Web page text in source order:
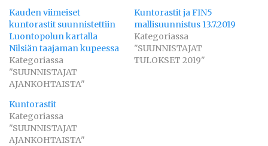
Kauden viimeiset
kuntorastit suunnistettiin
Luontopolun kartalla
Nilsiän taajaman kupeessa
Kategoriassa
"SUUNNISTAJAT
AJANKOHTAISTA"
Kuntorastit ja FIN5
mallisuunnistus 13.7.2019
Kategoriassa
"SUUNNISTAJAT
TULOKSET 2019"
Kuntorastit
Kategoriassa
"SUUNNISTAJAT
AJANKOHTAISTA"